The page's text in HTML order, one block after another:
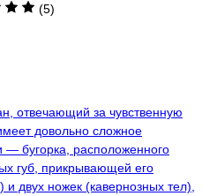
(5)
отвечающий за чувственную
довольно сложное
— бугорка, расположенного
губ, прикрывающей его
двух ножек (кавернозных тел),